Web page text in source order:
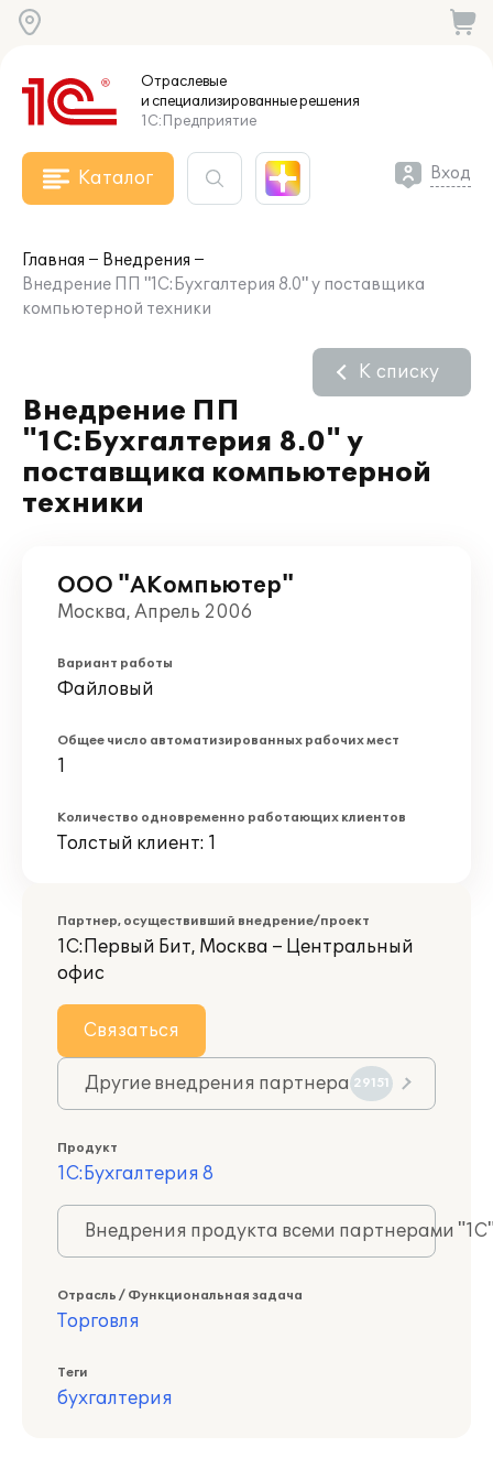
Отраслевые
и специализированныерешения
1С:Предприятие
Каталог Вход
Главная
Внедрения
Внедрение ПП "1С:Бухгалтерия 8.0" у поставщика
компьютерной техники
Внедрение ПП
"1С:Бухгалтерия 8.0" у
поставщика компьютерной
техники
К списку
ООО "АКомпьютер"
Москва, Апрель 2006
Вариант работы
Файловый
Общее число автоматизированных рабочих мест
1
Количество одновременно работающих клиентов
Толстый клиент: 1
Партнер, осуществивший внедрение/проект
1С:Первый Бит, Москва – Центральный
офис
Связаться
Другие внедрения партнера 29151
Продукт
1С:Бухгалтерия 8
Внедрения продукта всеми партнерами
Отрасль / Функциональная задача
Торговля
Теги
бухгалтерия